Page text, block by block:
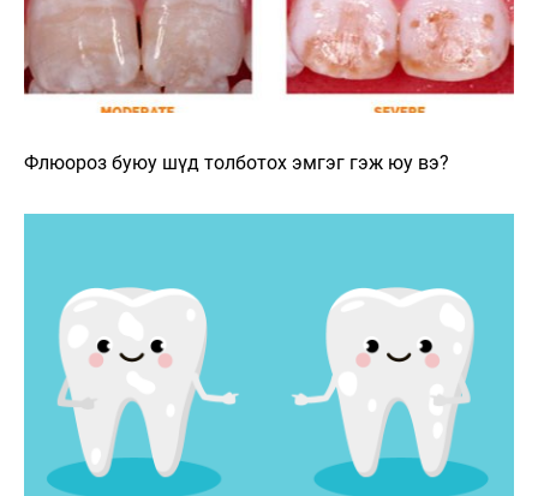
Флюороз буюу шүд толботох эмгэг гэж юу вэ?